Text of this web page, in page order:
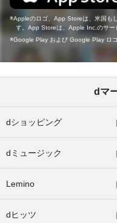
Appleのロゴ、App Storeは、米国も
す。App Storeは、Apple Inc.のサー
Google Play および Google Play ロ
dマ
dショッピング
dミュージック
Lemino
dヒッツ